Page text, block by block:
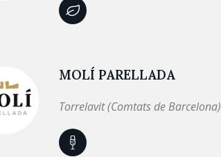
MOLÍ PARELLADA
Torrelavit (Comtats de Barcelona)